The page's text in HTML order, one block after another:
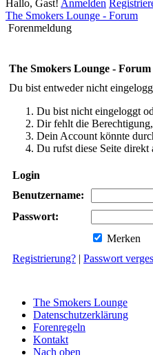
Hallo, Gast! Anmelden
The Smokers Lounge - Forum
Forenmeldung
The Smokers Lounge - Forum
Du bist entweder nicht
Du bist nicht eingeloggt
Dir fehlt die
Dein Account könnte
Du rufst diese Seite direkt
Login
Benutzername:
Passwort:
Merken
Registrierung? | Passwort
The Smokers Lounge
Datenschutzerklärung
Forenregeln
Kontakt
Nach oben